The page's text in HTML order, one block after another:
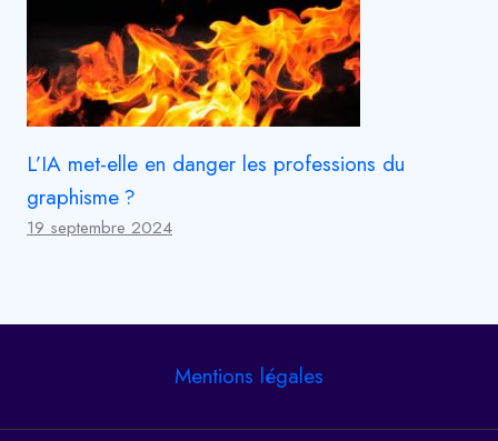
L’IA met-elle en danger les professions du
graphisme ?
19 septembre 2024
Mentions légales